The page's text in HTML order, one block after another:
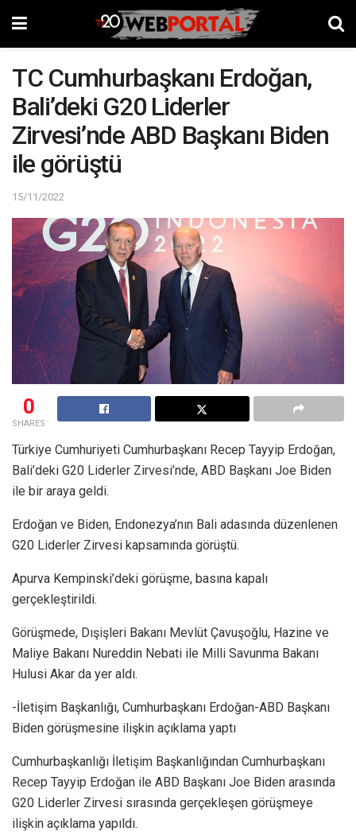
TC Cumhurbaşkanı Erdoğan,
Bali’deki G20 Liderler
Zirvesi’nde ABD Başkanı Biden
ile görüştü
15/11/2022
0
SHARES
Türkiye Cumhuriyeti Cumhurbaşkanı Recep Tayyip Erdoğan,
Bali’deki G20 Liderler Zirvesi’nde, ABD Başkanı Joe Biden
ile bir araya geldi.
Erdoğan ve Biden, Endonezya’nın Bali adasında düzenlenen
G20 Liderler Zirvesi kapsamında görüştü.
Apurva Kempinski’deki görüşme, basına kapalı
gerçekleştirildi.
Görüşmede, Dışişleri Bakanı Mevlüt Çavuşoğlu, Hazine ve
Maliye Bakanı Nureddin Nebati ile Milli Savunma Bakanı
Hulusi Akar da yer aldı.
-İletişim Başkanlığı, Cumhurbaşkanı Erdoğan-ABD Başkanı
Biden görüşmesine ilişkin açıklama yaptı
Cumhurbaşkanlığı İletişim Başkanlığından Cumhurbaşkanı
Recep Tayyip Erdoğan ile ABD Başkanı Joe Biden arasında
G20 Liderler Zirvesi sırasında gerçekleşen görüşmeye
ilişkin açıklama yapıldı.